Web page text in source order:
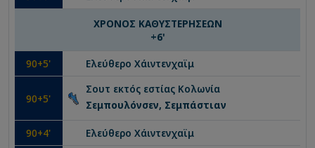
ΧΡΟΝΟΣ ΚΑΘΥΣΤΕΡΗΣΕΩΝ
+6'
90+5' Ελεύθερο Χάιντενχαϊμ
90+5'
Σουτ εκτός εστίας Κολωνία
Σεμπουλόνσεν, Σεμπάστιαν
90+4' Ελεύθερο Χάιντενχαϊμ